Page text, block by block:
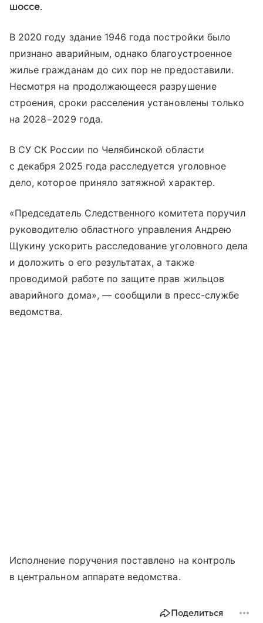
шоссе.
В 2020 году здание 1946 года постройки было
признано аварийным, однако благоустроенное
жилье гражданам до сих пор не предоставили.
Несмотря на продолжающееся разрушение
строения, сроки расселения установлены только
на 2028−2029 года.
В СУ СК России по Челябинской области
с декабря 2025 года расследуется уголовное
дело, которое приняло затяжной характер.
«Председатель Следственного комитета поручил
руководителю областного управления Андрею
Щукину ускорить расследование уголовного дела
и доложить о его результатах, а также
проводимой работе по защите прав жильцов
аварийного дома», — сообщили в пресс-службе
ведомства.
Исполнение поручения поставлено на контроль
в центральном аппарате ведомства.
Поделиться